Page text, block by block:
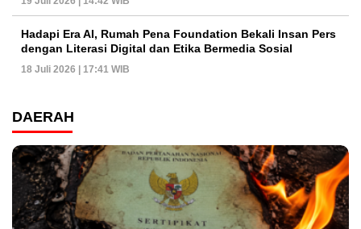
Hadapi Era AI, Rumah Pena Foundation Bekali Insan Pers
dengan Literasi Digital dan Etika Bermedia Sosial
18 Juli 2026 | 17:41 WIB
DAERAH